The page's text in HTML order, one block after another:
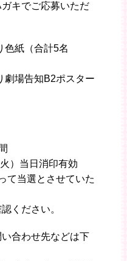
キでご応募いただ
色紙（合計5名
劇場告知B2ポスター
）当日消印有効
て当選とさせていた
ください。
合わせ先などは下